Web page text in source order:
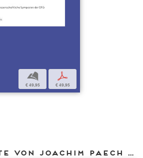
b
€ 49,95
p
€ 49,95
Weitere Texte von Joachim Paech bei DIAPHANES